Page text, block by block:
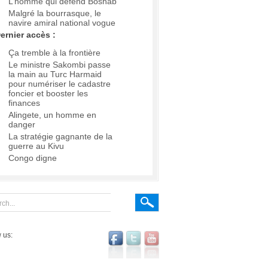
Malgré la bourrasque, le
navire amiral national vogue
accès :
Ça tremble à la frontière
Le ministre Sakombi passe
la main au Turc Harmaid
pour numériser le cadastre
foncier et booster les
finances
Alingete, un homme en
danger
La stratégie gagnante de la
guerre au Kivu
Congo digne
us: